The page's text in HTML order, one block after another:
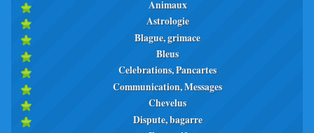
Animaux
Astrologie
Blague, grimace
Bleus
Celebrations, Pancartes
Communication, Messages
Chevelus
Dispute, bagarre